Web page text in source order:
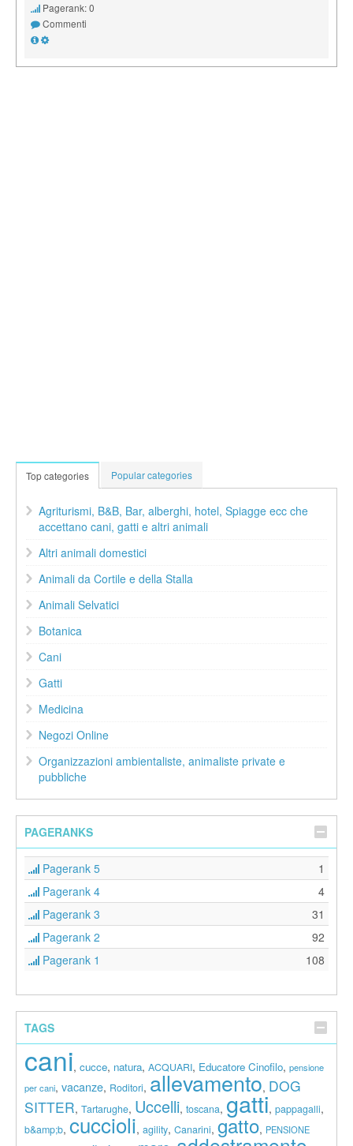
Pagerank: 0
Commenti
Top categories Popular categories
Agriturismi, B&B, Bar, alberghi, hotel, Spiagge ecc che
accettano cani, gatti e altri animali
Altri animali domestici
Animali da Cortile e della Stalla
Animali Selvatici
Botanica
Cani
Gatti
Medicina
Negozi Online
Organizzazioni ambientaliste, animaliste private e
pubbliche
PAGERANKS
Pagerank 5
1
Pagerank 4
4
Pagerank 3
31
Pagerank 2
92
Pagerank 1
108
TAGS
cani, cucce, natura, ACQUARI, Educatore Cinofilo, pensione
per cani, vacanze, Roditori, allevamento, DOG
SITTER, Tartarughe, Uccelli, toscana, gatti, pappagalli,
b&amp;b, cuccioli, agility, Canarini, gatto, PENSIONE